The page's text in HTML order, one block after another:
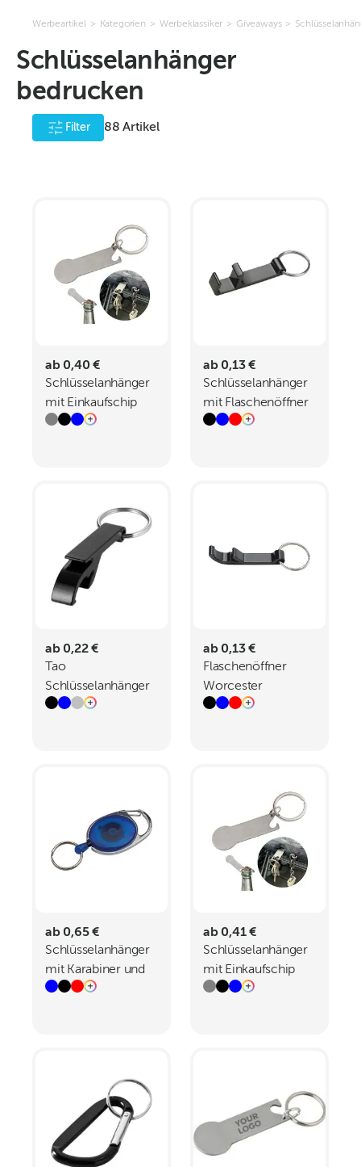
Werbeartikel > Kategorien > Werbeklassiker > Giveaways >
Schlüsselanhänger
bedrucken
Filter 88 Artikel
ab 0,40 €
Schlüsselanhänger
mit Einkaufschip
RODNEY
ab 0,13 €
Schlüsselanhänger
mit Flaschenöffner
ADRIANO
ab 0,22 €
Tao
Schlüsselanhänger
mit Flaschen- und
ab 0,13 €
Flaschenöffner
Worcester
ab 0,65 €
Schlüsselanhänger
mit Karabiner und
ausziehbarem
ab 0,41 €
Schlüsselanhänger
mit Einkaufschip
Stickit